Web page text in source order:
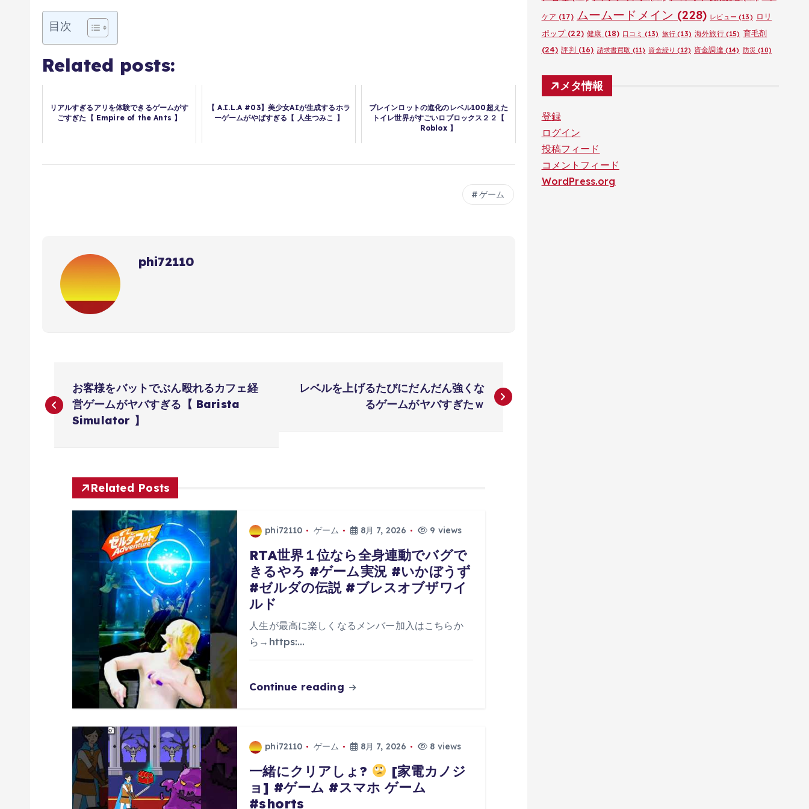
目次
Related posts:
リアルすぎるアリを体験できるゲームがす
ごすぎた【 Empire of the Ants 】
【 A.I.L.A #03】美少女AIが生成するホラ
ーゲームがやばすぎる【 人生つみこ 】
ブレインロットの進化のレベル100超えた
トイレ世界がすごいロブロックス２２【
Roblox 】
ゲーム
phi72110
稿
お客様をバットでぶん殴れるカフェ経
営ゲームがヤバすぎる【 Barista
Simulator 】
レベルを上げるたびにだんだん強くな
るゲームがヤバすぎたｗ
Related Posts
phi72110 ゲーム 8月 7, 2026 9 views
RTA世界１位なら全身連動でバグで
きるやろ #ゲーム実況 #いかぼうず
#ゼルダの伝説 #ブレスオブザワイ
ルド
人生が最高に楽しくなるメンバー加入はこちらか
ら→https:…
Continue reading
phi72110 ゲーム 8月 7, 2026 8 views
一緒にクリアしょ?
[家電カノジ
ョ] #ゲーム #スマホ ゲーム
#shorts
ケア (17) ムームードメイン (228) レビュー (13) ロリ
ポップ(22) 健康 (18) 口コミ (13) 旅行 (13) 海外旅行(15) 育毛剤
(24) 評判 (16) 請求書買取 (11) 資金繰り (12) 資金調達 (14) 防災 (10)
メタ情報
登録
ログイン
投稿フィード
コメントフィード
WordPress.org